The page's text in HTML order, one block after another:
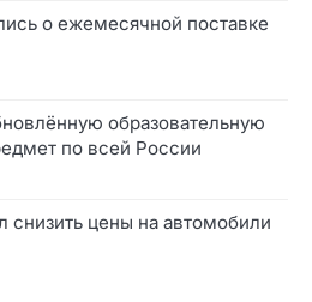
о ежемесячной поставке
образовательную
по всей России
снизить цены на автомобили